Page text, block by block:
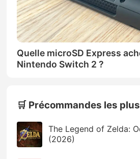
Quelle microSD Express
Nintendo Switch 2 ?
🛒 Précommandes les
The Legend of Zelda:
(2026)